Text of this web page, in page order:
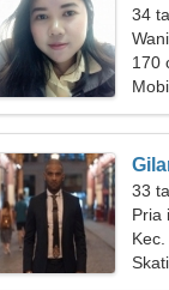
34
170
33
Pria